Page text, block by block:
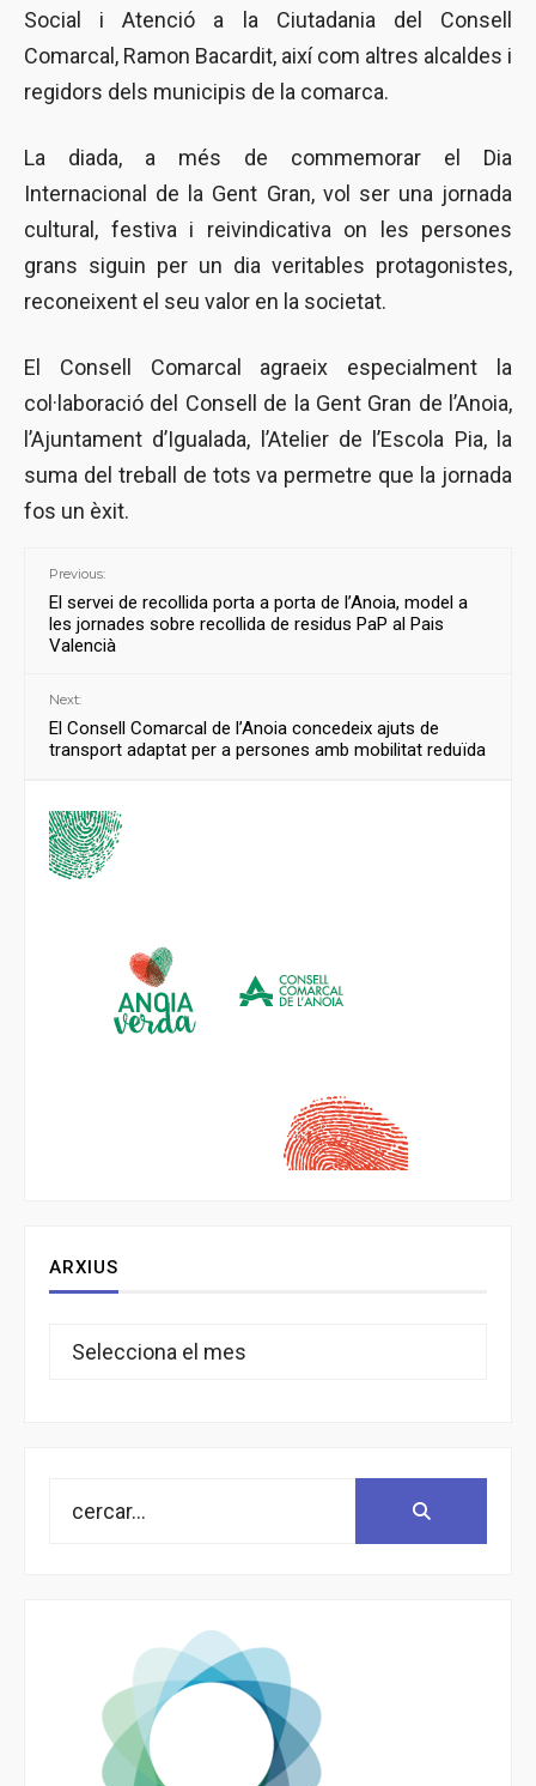
Social i Atenció a la Ciutadania del Consell
Comarcal, Ramon Bacardit, així com altres alcaldes i
regidors dels municipis de la comarca.
La diada, a més de commemorar el Dia
Internacional de la Gent Gran, vol ser una jornada
cultural, festiva i reivindicativa on les persones
grans siguin per un dia veritables protagonistes,
reconeixent el seu valor en la societat.
El Consell Comarcal agraeix especialment la
col·laboració del Consell de la Gent Gran de l’Anoia,
l’Ajuntament d’Igualada, l’Atelier de l’Escola Pia, la
suma del treball de tots va permetre que la jornada
fos un èxit.
Previous:
El servei de recollida porta a porta de l’Anoia, model a
les jornades sobre recollida de residus PaP al Pais
Valencià
Next:
El Consell Comarcal de l’Anoia concedeix ajuts de
transport adaptat per a persones amb mobilitat reduïda
ARXIUS